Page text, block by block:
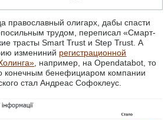
православный олигарх, дабы спасти
трудом, переписал «Смарт-
трасты Smart Trust и Step Trust. А
измениний регистрационной
, например, на Opendatabot, то
конечным бенефициаром компании
стал Андреас Софоклеус.